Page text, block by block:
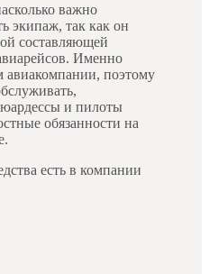
важно
экипаж, так как он
составляющей
Именно
авиакомпании, поэтому
и пилоты
обязанности на
есть в компании